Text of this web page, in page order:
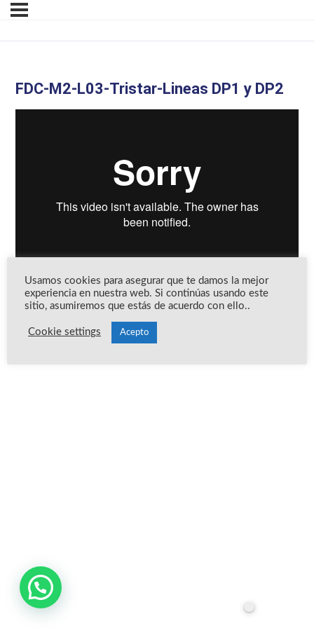
FDC-M2-L03-Tristar-Lineas DP1 y DP2
Publica un comentario
Usamos cookies para asegurar que te damos la mejor
experiencia en nuestra web. Si continúas usando este
sitio, asumiremos que estás de acuerdo con ello..
Cookie settings Acepto